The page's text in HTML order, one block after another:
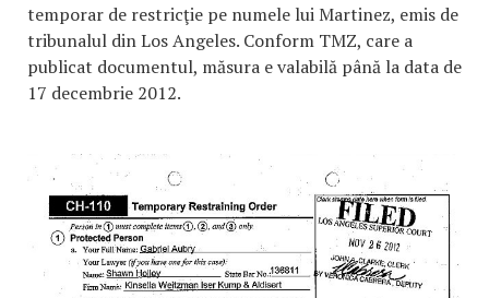
temporar de restricţie pe numele lui Martinez, emis de
tribunalul din Los Angeles. Conform TMZ, care a
publicat documentul, măsura e valabilă până la data de
17 decembrie 2012.